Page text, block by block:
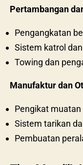
Pertambangan
Pengangkatan
Sistem katrol
Towing dan
Manufaktur dan
Pengikat muatan
Sistem tarikan
Pembuatan